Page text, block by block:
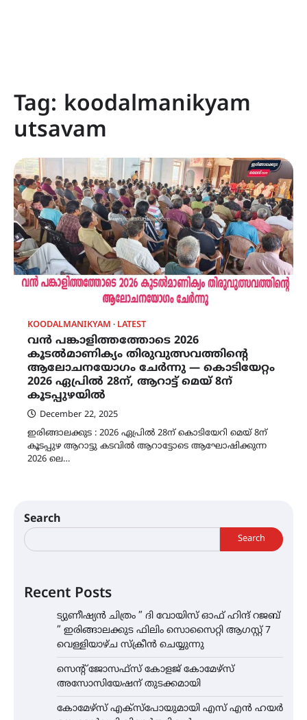
Tag: koodalmanikyam
utsavam
KOODALMANIKYAM LATEST
വൻ പങ്കാളിത്തത്തോടെ 2026
കൂടൽമാണിക്യം തിരുവുത്സവത്തിന്റെ
ആലോചനയോഗം ചേർന്നു — കൊടിയേറ്റം
2026 ഏപ്രിൽ 28ന്, ആറാട്ട് മെയ് 8ന്
കൂടപ്പുഴയിൽ
December 22, 2025
ഇരിങ്ങാലക്കുട : 2026 ഏപ്രിൽ 28ന് കൊടിയേറി മെയ് 8ന്
കൂടപ്പുഴ ആറാട്ടു കടവിൽ ആറാട്ടോടെ ആഘോഷിക്കുന്ന
2026 ലെ…
Search
Search
Recent Posts
ട്യുണീഷ്യൻ ചിത്രം ” ദി വോയിസ് ഓഫ് ഹിന്ദ് റജബ്
” ഇരിങ്ങാലക്കുട ഫിലിം സൊസൈറ്റി ആഗസ്റ്റ് 7
വെള്ളിയാഴ്ച സ്‌ക്രീൻ ചെയ്യുന്നു
സെന്റ് ജോസഫ്സ് കോളജ് കോമേഴ്‌സ്
അസോസിയേഷന് തുടക്കമായി
കോമേഴ്സ് എക്സ്പോയുമായി എസ് എൻ ഹയർ